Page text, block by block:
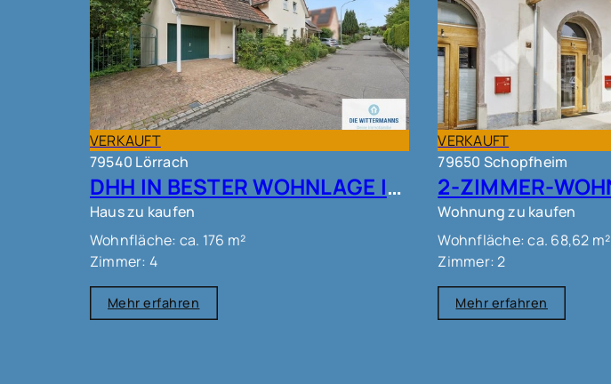
VERKAUFT
79540 Lörrach
DHH IN BESTER WOHNLAGE IN LÖRRACH!!
Haus zu kaufen
Wohnfläche: ca. 176 m²
Zimmer: 4
Mehr erfahren
VERKAUFT
79650 Schopfheim
Wohnung zu kaufen
Wohnfläche: ca. 68,62 m²
Zimmer: 2
Mehr erfahren